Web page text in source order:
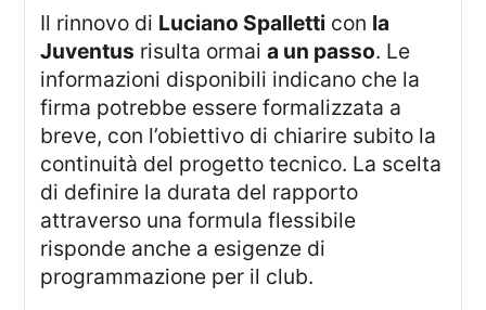
Il rinnovo di Luciano Spalletti con la
Juventus risulta ormaia un passo. Le
informazioni disponibili indicano che la
firma potrebbe essere formalizzata a
breve, con l’obiettivo di chiarire subito la
continuità del progetto tecnico. La scelta
di definire la durata del rapporto
attraverso una formula flessibile
risponde anche a esigenze di
programmazione per il club.